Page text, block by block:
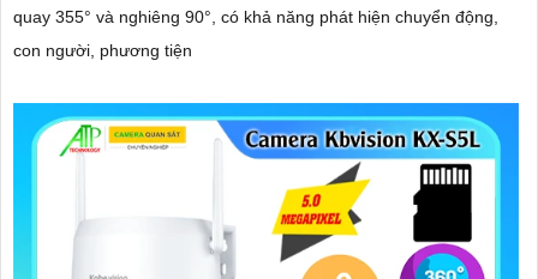
quay 355° và nghiêng 90°, có khả năng phát hiện chuyển động,
con người, phương tiện